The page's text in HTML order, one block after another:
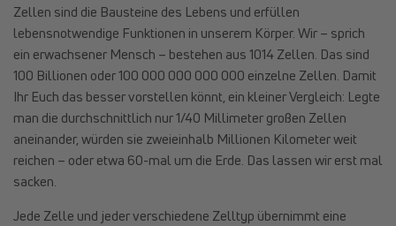
Zellen sind die Bausteine des Lebens und erfüllen
lebensnotwendige Funktionen in unserem Körper. Wir – sprich
ein erwachsener Mensch – bestehen aus 1014 Zellen. Das sind
100 Billionen oder 100 000 000 000 000 einzelne Zellen. Damit
Ihr Euch das besser vorstellen könnt, ein kleiner Vergleich: Legte
man die durchschnittlich nur 1/40 Millimeter großen Zellen
aneinander, würden sie zweieinhalb Millionen Kilometer weit
reichen – oder etwa 60-mal um die Erde. Das lassen wir erst mal
sacken.
Jede Zelle und jeder verschiedene Zelltyp übernimmt eine